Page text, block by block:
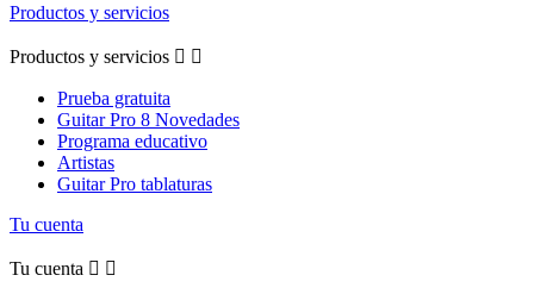
Productos y servicios
Productos y servicios  
Prueba gratuita
Guitar Pro 8 Novedades
Programa educativo
Artistas
Guitar Pro tablaturas
Tu cuenta
Tu cuenta  